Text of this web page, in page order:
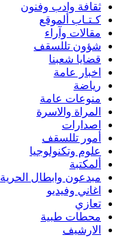
ثقافة وادب وفنون
كـتـاب ألموقع
مقالات وآراء
شؤون تللسقف
قضايا شعبنا
اخبار عامة
رياضة
منوعات عامة
المراة والاسرة
اصدارات
أمور تللسقف
علوم وتكنولوجيا
ألمكتبة
مبدعون وابطال الحرية
اغاني وفيديو
تعازي
محطات طبية
الارشيف